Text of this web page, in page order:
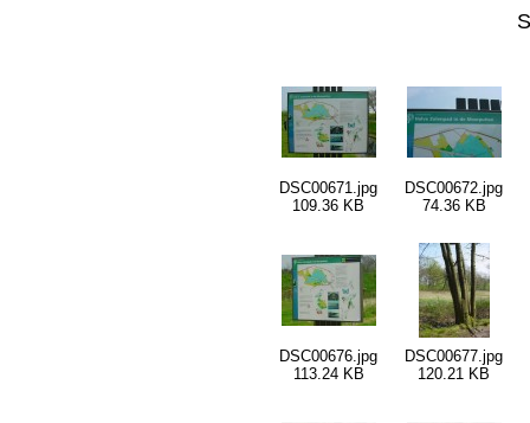
DSC00671.jpg
109.36 KB
DSC00672.jpg
74.36 KB
DSC00676.jpg
113.24 KB
DSC00677.jpg
120.21 KB